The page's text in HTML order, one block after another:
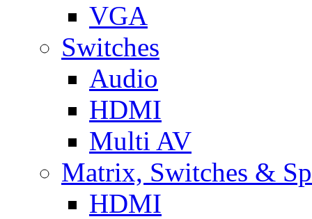
VGA
Switches
Audio
HDMI
Multi AV
Matrix, Switches &
HDMI